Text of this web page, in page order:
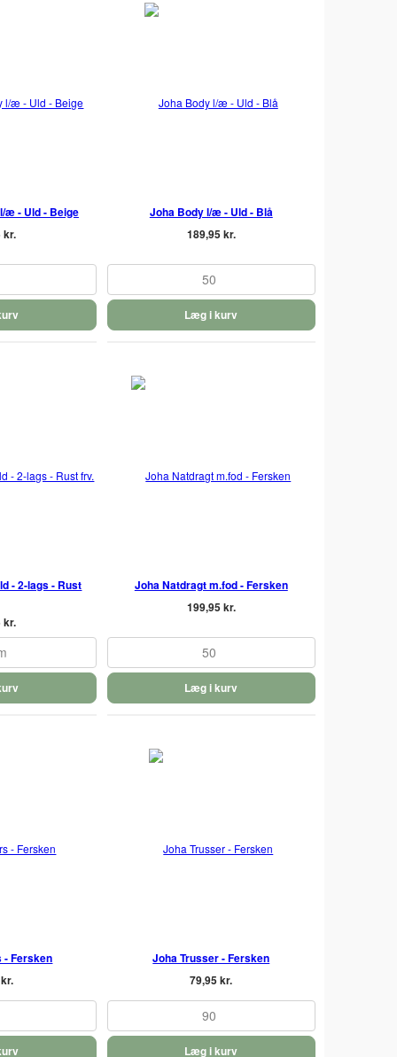
æ - Uld - Beige
kr.
Joha Body l/æ - Uld - Blå
189,95 kr.
50
Læg i kurv
- 2-lags - Rust
kr.
Joha Natdragt m.fod - Fersken
199,95 kr.
50
Læg i kurv
- Fersken
Joha Trusser - Fersken
79,95 kr.
90
Læg i kurv